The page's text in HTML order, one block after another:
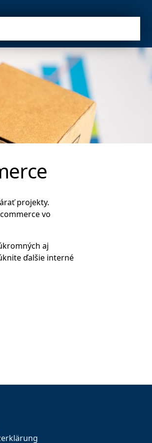
projekty.
vo
aj
ďalšie interné